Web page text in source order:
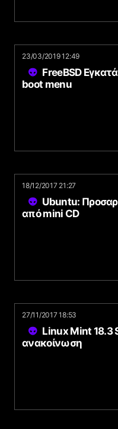
23/03/2019 12:49
FreeBSD
boot menu
18/12/2017 21:27
Ubuntu:
από mini CD
27/11/2017 18:53
Linux Mint 18.3
ανακοίνωση